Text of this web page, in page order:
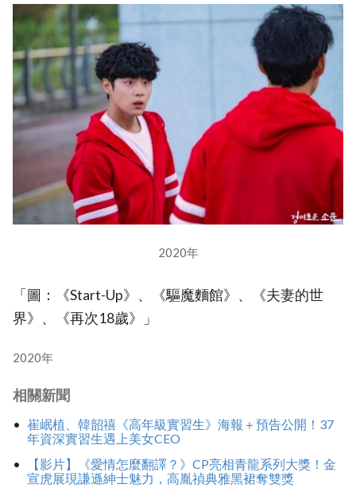
2020年
「圖：《Start-Up》、《驅魔麵館》、《夫妻的世
界》、《再次18歲》」
2020年
相關新聞
崔岷植、韓韶禧《高年級實習生》海報＋預告公開！37
年資深實習生遇上美女CEO
【影片】《愛情怎麼翻譯？》CP亮相青龍系列大獎！金
宣虎展現謙遜紳士魅力，高胤禎典雅黑裙奪雙獎